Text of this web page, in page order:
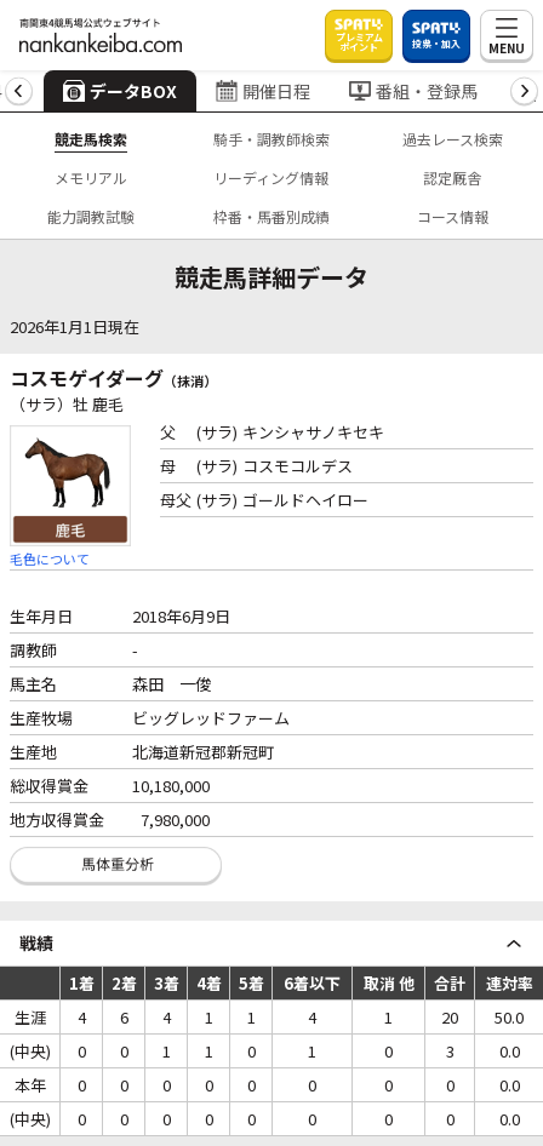
プレミアム
ポイント 投票・加入 MENU
データBOX 開催日程 番組・登録馬
競走馬検索 騎手・調教師検索
過去レース検索
メモリアル
リーディング情報
認定厩舎
能力調教試験
枠番・馬番別成績 コース情報
競走馬詳細データ
2026年1月1日現在
コスモゲイダーグ （抹消）
（サラ）牡 鹿毛
毛色について
父 (サラ) キンシャサノキセキ
母
(サラ) コスモコルデス
母父 (サラ) ゴールドヘイロー
生年月日
2018年6月9日
調教師
-
馬主名
森田 一俊
生産牧場
ビッグレッドファーム
生産地
北海道新冠郡新冠町
総収得賞金
10,180,000
地方収得賞金
7,980,000
戦績
1着 2着 3着 4着 5着 6着以下 取消 他 合計
連対率
生涯
4 6 4 1 1 4 1 20
50.0
(中央)
0 0 1 1 0 1 0 3
0.0
本年
0 0 0 0 0 0 0 0
0.0
(中央)
0 0 0 0 0 0 0 0 0.0